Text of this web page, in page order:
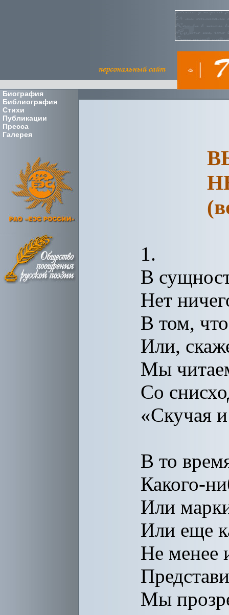
Биография
Библиография
Стихи
Публикации
Пресса
Галерея
1.
В
Нет
В том,
Или,
Мы
Со
«Скучая
В то
Какого-
Или
Или еще
Не менее
Мы